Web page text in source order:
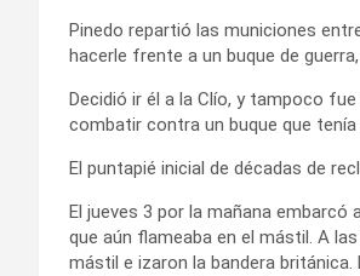
Pinedo repartió las municiones
hacerle frente a un buque de
Decidió ir él a la Clío, y tampoco
combatir contra un buque que
El puntapié inicial de décadas de
El jueves 3 por la mañana
que aún flameaba en el mástil. A
mástil e izaron la bandera